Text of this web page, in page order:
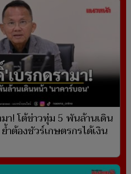
า! โต้ข่าวทุ่ม 5 พันล้านเดิน
ต้องชัวร์เกษตรกรได้เงิน